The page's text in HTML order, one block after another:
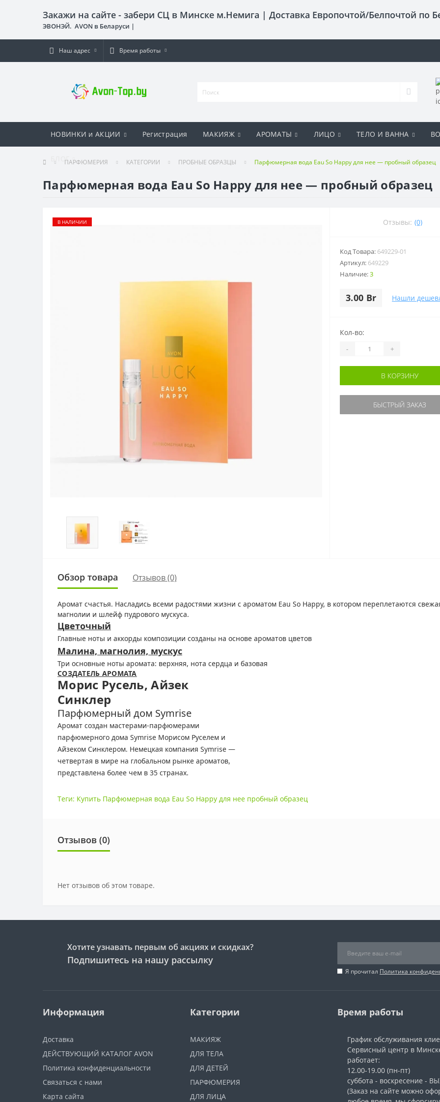
Закажи на сайте - забери СЦ в Минске м.Немига | Доставка Европочтой/Белпочтой по
ЭВОНЭЙ. AVON в Беларуси |
Наш адрес Время работы
НОВИНКИ и АКЦИИ Регистрация МАКИЯЖ АРОМАТЫ ЛИЦО ТЕЛО И ВАННА
БЛОГПАРФЮМЕРИЯ КАТЕГОРИИ ПРОБНЫЕ ОБРАЗЦЫ Парфюмерная вода Eau So Happy для нее — пробный образец
Парфюмерная вода Eau So Happy для нее — пробный образец
В НАЛИЧИИ Отзывы: (0)
Код Товара: 649229-01
Артикул: 649229
Наличие:3
3.00 Br Нашли
Кол-во:
- +
В КОРЗИНУ
БЫСТРЫЙ ЗАКАЗ
Обзор товара Отзывов (0)
Аромат счастья. Насладись всеми радостями жизни с ароматом Eau So Happy, в котором переплетаются
магнолии и шлейф пудрового мускуса.
Цветочный
Главные ноты и аккорды композиции созданы на основе ароматов цветов
Малина, магнолия, мускус
Три основные ноты аромата: верхняя, нота сердца и базовая
СОЗДАТЕЛЬ АРОМАТА
Морис Русель, Айзек
Синклер
Парфюмерный дом Symrise
Аромат создан мастерами-парфюмерами
парфюмерного дома Symrise Морисом Руселем и
Айзеком Синклером. Немецкая компания Symrise —
четвертая в мире на глобальном рынке ароматов,
представлена более чем в 35 странах.
Теги: Купить Парфюмерная вода Eau So Happy для нее пробный образец
Отзывов (0)
Нет отзывов об этом товаре.
Хотите узнавать первым об акциях и скидках?
Подпишитесь на нашу рассылку
Я прочитал Политика
Информация
Доставка
ДЕЙСТВУЮЩИЙ КАТАЛОГ AVON
Политика конфиденциальности
Связаться с нами
Карта сайта
Категории
МАКИЯЖ
ДЛЯ ТЕЛА
ДЛЯ ДЕТЕЙ
ПАРФЮМЕРИЯ
ДЛЯ ЛИЦА
Время работы
График обслуживания
Сервисный центр в
работает:
12.00-19.00 (пн-пт)
суббота - воскресение -
(Заказ на сайте можно